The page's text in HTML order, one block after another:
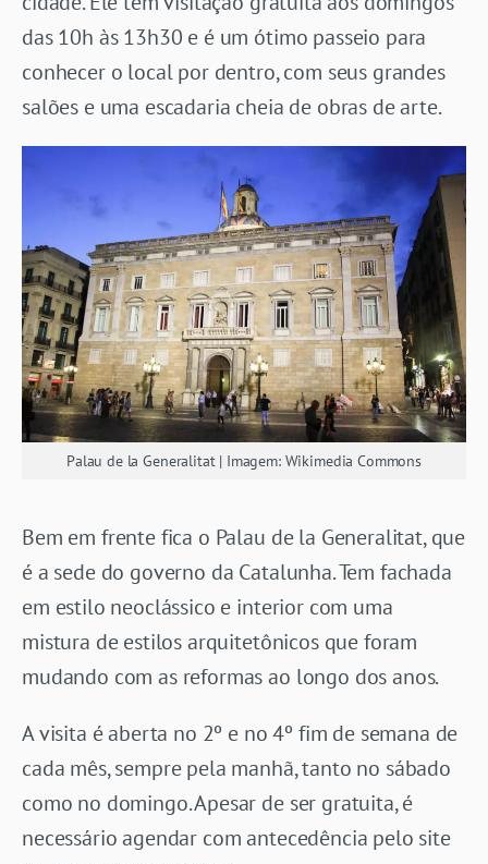
das 10h às 13h30 e é um ótimo passeio para
conhecer o local por dentro, com seus grandes
salões e uma escadaria cheia de obras de arte.
Palau de la Generalitat | Imagem: Wikimedia Commons
Bem em frente fica o Palau de la Generalitat, que
é a sede do governo da Catalunha. Tem fachada
em estilo neoclássico e interior com uma
mistura de estilos arquitetônicos que foram
mudando com as reformas ao longo dos anos.
A visita é aberta no 2º e no 4º fim de semana de
cada mês, sempre pela manhã, tanto no sábado
como no domingo. Apesar de ser gratuita, é
necessário agendar com antecedência pelo site